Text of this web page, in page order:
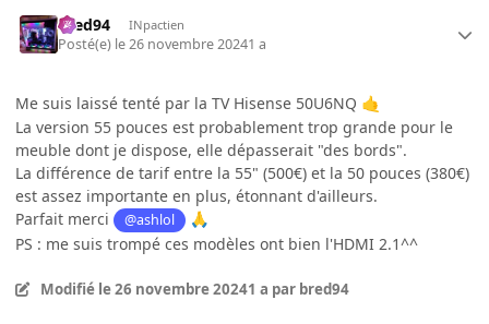
bred94 INpactien
Posté(e) le 26 novembre 20241 a
Me suis laissé tenté par la TV Hisense 50U6NQ 🤙
La version 55 pouces est probablement trop grande pour le
meuble dont je dispose, elle dépasserait "des bords".
La différence de tarif entre la 55" (500€) et la 50 pouces (380€)
est assez importante en plus, étonnant d'ailleurs.
Parfait merci
@ashlol 🙏
PS : me suis trompé ces modèles ont bien l'HDMI 2.1^^
Modifié le 26 novembre 20241 a par bred94